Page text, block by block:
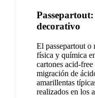
decorativo
El passepartout o
física y química
cartones acid-
migración de
amarillentas
realizados en los